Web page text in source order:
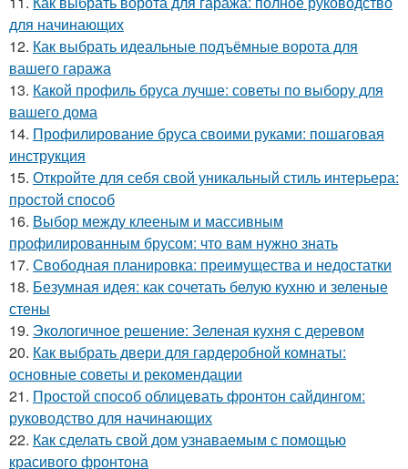
для начинающих
12. Как выбрать идеальные подъёмные ворота для
вашего гаража
13. Какой профиль бруса лучше: советы по выбору для
вашего дома
14. Профилирование бруса своими руками: пошаговая
инструкция
15. Откройте для себя свой уникальный стиль интерьера:
простой способ
16. Выбор между клееным и массивным
профилированным брусом: что вам нужно знать
17. Свободная планировка: преимущества и недостатки
18. Безумная идея: как сочетать белую кухню и зеленые
стены
19. Экологичное решение: Зеленая кухня с деревом
20. Как выбрать двери для гардеробной комнаты:
основные советы и рекомендации
21. Простой способ облицевать фронтон сайдингом:
руководство для начинающих
22. Как сделать свой дом узнаваемым с помощью
красивого фронтона